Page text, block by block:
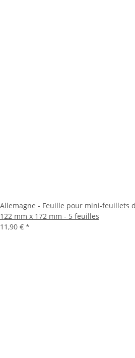
Allemagne - Feuille pour mini-feuillets
122 mm x 172 mm - 5 feuilles
11,90 € *